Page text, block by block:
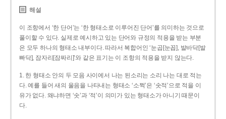
해설
이 조항에서 ‘한 단어’는 ‘한 형태소로 이루어진 단어’를 의미하는 것으로
풀이할 수 있다. 실제로 예시하고 있는 단어와 규정의 적용을 받는 부분
은 모두 하나의 형태소 내부이다. 따라서 복합어인 ‘눈곱[눈꼽], 발바닥[발
빠닥], 잠자리[잠짜리]’와 같은 표기는 이 조항의 적용을 받지 않는다.
1. 한 형태소 안의 두 모음 사이에서 나는 된소리는 소리 나는 대로 적는
다. 예를 들어 새의 울음을 나타내는 형태소 ‘소쩍’은 ‘솟적’으로 적을 이
유가 없다. 왜냐하면 ‘솟’과 ‘적’이 의미가 있는 형태소가 아니기 때문이
다.